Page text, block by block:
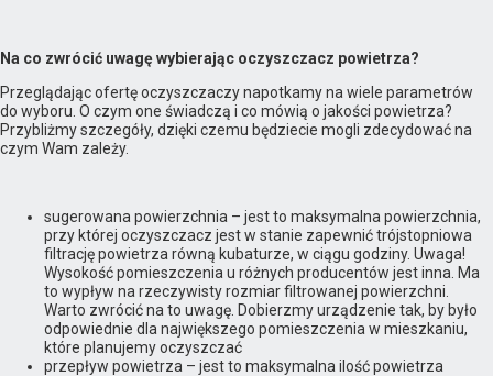
Na co zwrócić uwagę wybierając oczyszczacz powietrza?
Przeglądając ofertę oczyszczaczy napotkamy na wiele parametrów
do wyboru. O czym one świadczą i co mówią o jakości powietrza?
Przybliżmy szczegóły, dzięki czemu będziecie mogli zdecydować na
czym Wam zależy.
sugerowana powierzchnia – jest to maksymalna powierzchnia,
przy której oczyszczacz jest w stanie zapewnić trójstopniowa
filtrację powietrza równą kubaturze, w ciągu godziny. Uwaga!
Wysokość pomieszczenia u różnych producentów jest inna. Ma
to wypływ na rzeczywisty rozmiar filtrowanej powierzchni.
Warto zwrócić na to uwagę. Dobierzmy urządzenie tak, by było
odpowiednie dla największego pomieszczenia w mieszkaniu,
które planujemy oczyszczać
przepływ powietrza – jest to maksymalna ilość powietrza